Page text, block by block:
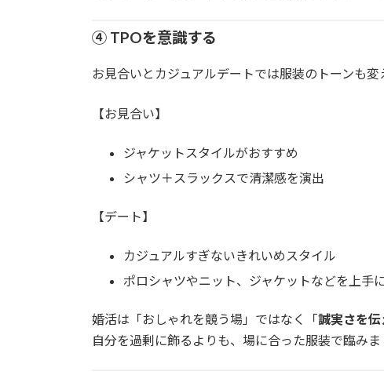
④ TPOを意識する
お見合いとカジュアルデートでは服装のトーンも変
【お見合い】
ジャケットスタイルがおすすめ
シャツ＋スラックスで清潔感を演出
【デート】
カジュアルすぎないきれいめスタイル
ポロシャツやニット、ジャケットなどを上手
婚活は「おしゃれを競う場」ではなく「誠実さを伝
自分を過剰に飾るよりも、場に合った服装で臨みま